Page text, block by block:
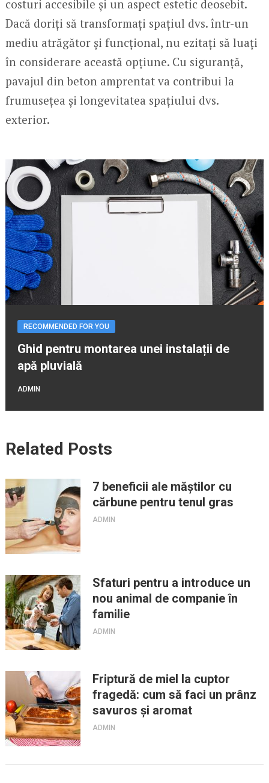
costuri accesibile și un aspect estetic deosebit.
Dacă doriți să transformați spațiul dvs. într-un
mediu atrăgător și funcțional, nu ezitați să luați
în considerare această opțiune. Cu siguranță,
pavajul din beton amprentat va contribui la
frumusețea și longevitatea spațiului dvs.
exterior.
RECOMMENDED FOR YOU
Ghid pentru montarea unei instalații de
apă pluvială
ADMIN
Related Posts
7 beneficii ale măștilor cu
cărbune pentru tenul gras
ADMIN
Sfaturi pentru a introduce un
nou animal de companie în
familie
ADMIN
Friptură de miel la cuptor
fragedă: cum să faci un prânz
savuros și aromat
ADMIN